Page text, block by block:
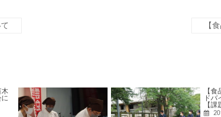
【
【
ド
【